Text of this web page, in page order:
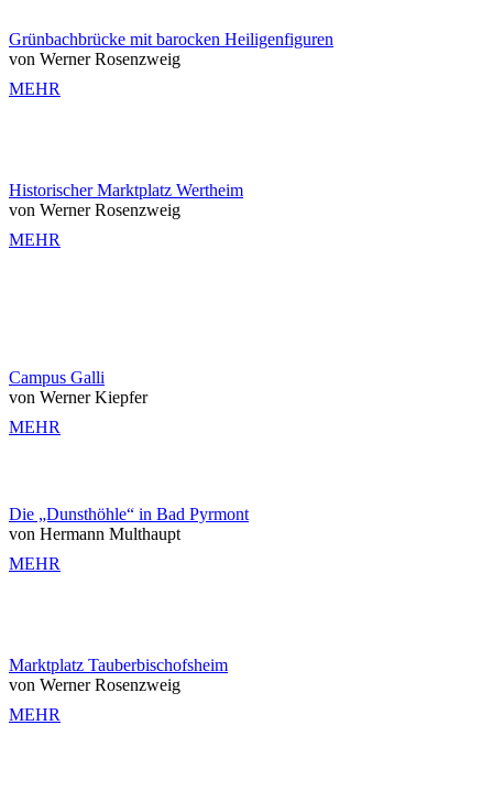
Grünbachbrücke mit barocken Heiligenfiguren
von Werner Rosenzweig
MEHR
Historischer Marktplatz Wertheim
von Werner Rosenzweig
MEHR
Campus Galli
von Werner Kiepfer
MEHR
Die „Dunsthöhle“ in Bad Pyrmont
von Hermann Multhaupt
MEHR
Marktplatz Tauberbischofsheim
von Werner Rosenzweig
MEHR